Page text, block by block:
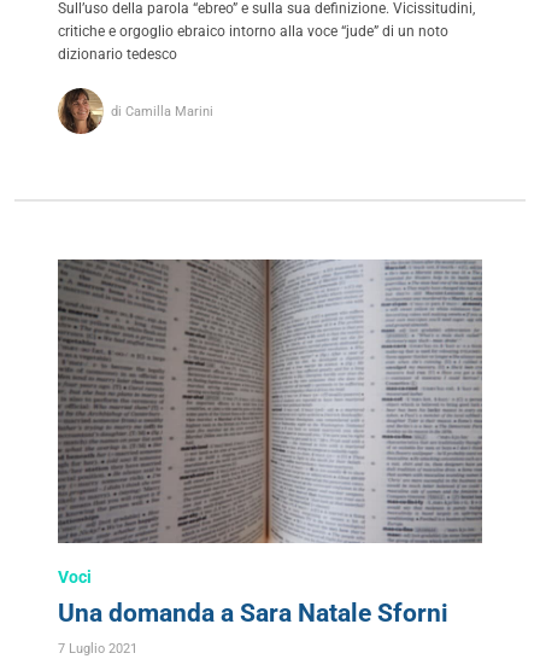
Sull’uso della parola “ebreo” e sulla sua definizione. Vicissitudini,
critiche e orgoglio ebraico intorno alla voce “jude” di un noto
dizionario tedesco
di Camilla Marini
Voci
Una domanda a Sara Natale Sforni
7 Luglio 2021